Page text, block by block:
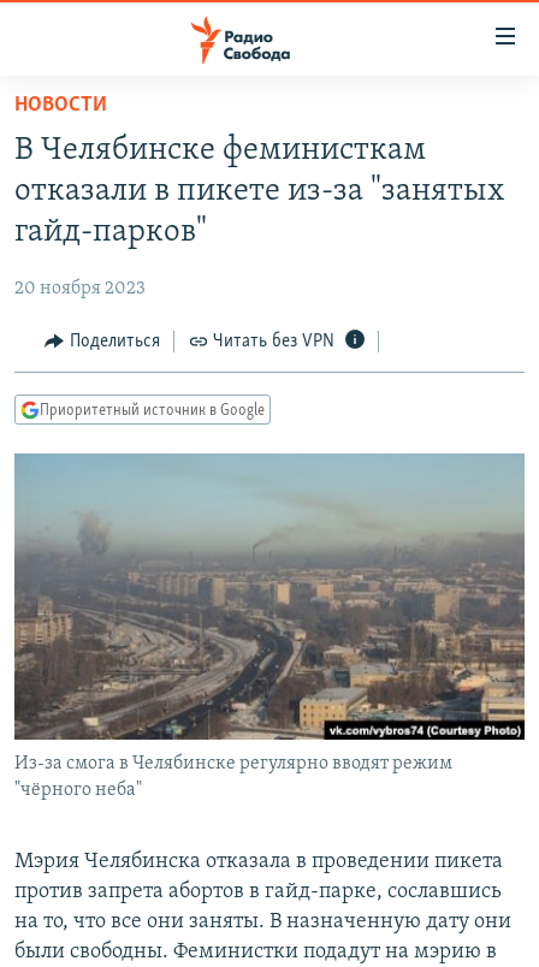
упрощенного
доступа
основному
Вернутся
Вернутся
ПРОГРАММЫ
АВТОРСКИЕ ПРОЕКТЫ
МНЕНИЯ
КУЛЬТУРА
КАВКАЗ.РЕАЛИИ
СИБИРЬ.РЕАЛИИ
РАСПИСАНИЕ ВЕЩАНИЯ
ПОДПИШИТЕСЬ НА РАССЫЛКУ
СОЦИАЛЬНЫЕ СЕТИ
НОВОСТИ
В Челябинске феминисткам
отказали в пикете из-за "занятых
гайд-парков"
20 ноября 2023
Поделиться Читать без VPN
Приоритетный источник в Google
Из-за смога в Челябинске регулярно вводят режим
"чёрного неба"
Мэрия Челябинска отказала в проведении пикета
против запрета абортов в гайд-парке, сославшись
на то, что все они заняты. В назначенную дату они
были свободны. Феминистки подадут на мэрию в